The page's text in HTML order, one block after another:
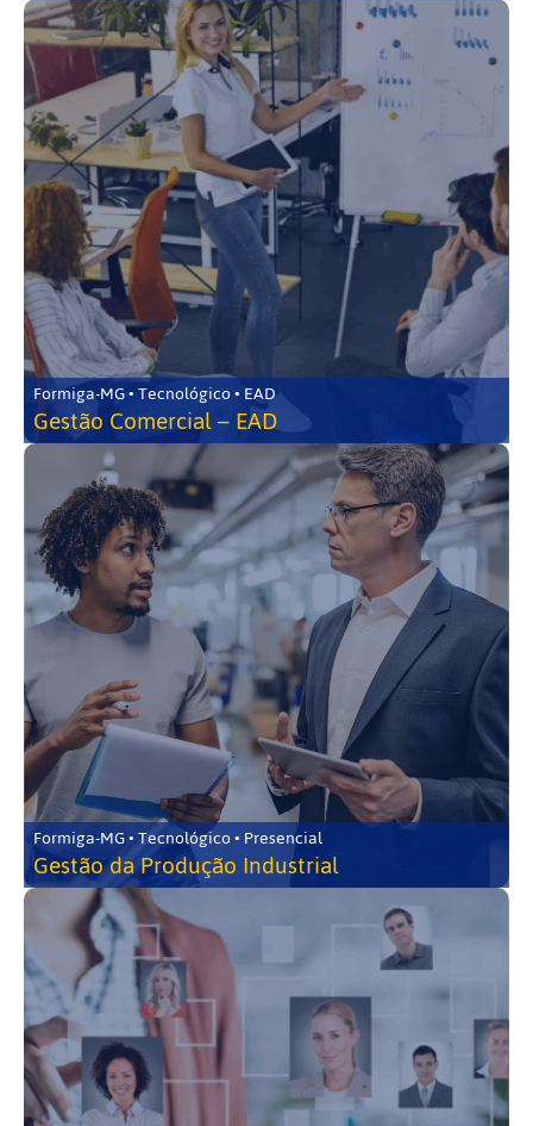
Formiga-MG • Tecnológico • EAD
Gestão Comercial – EAD
Formiga-MG • Tecnológico • Presencial
Gestão da Produção Industrial